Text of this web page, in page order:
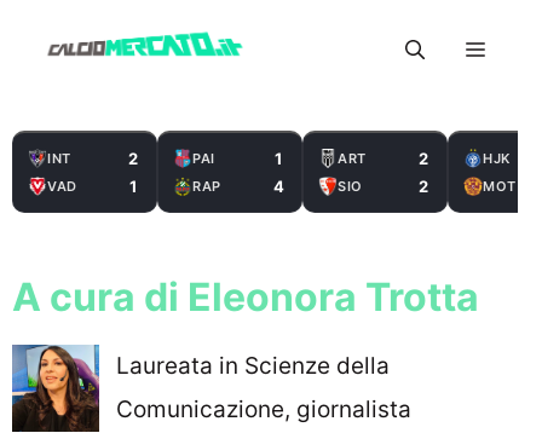
Menu
INT 2
VAD 1
PAI 1
RAP 4
ART 2
SIO 2
HJK
MOT
A cura di Eleonora Trotta
Laureata in Scienze della
Comunicazione, giornalista